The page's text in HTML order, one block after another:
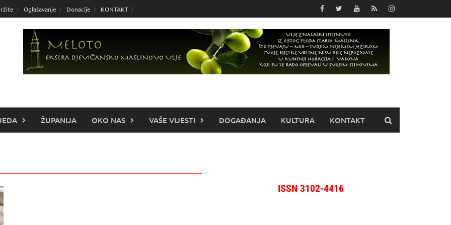
Oglašavanje Donacije KONTAKT
ŽUPANIJA OKO NAS VAŠE VIJESTI DOGAĐANJA KULTURA KONTAKT
ISSN 3102-4416